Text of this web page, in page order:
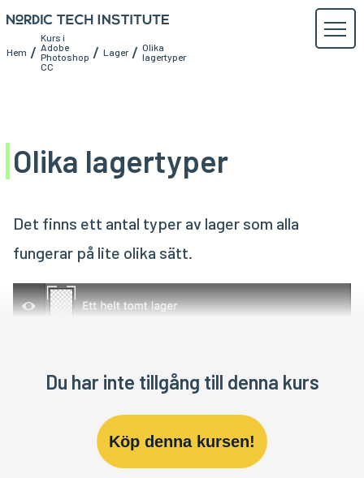
Hem /
Kurs i
Adobe
Photoshop
CC
/ Lager / Olika
lagertyper
Olika lagertyper
Det finns ett antal typer av lager som alla
fungerar på lite olika sätt.
Du har inte tillgång till denna kurs
Köp denna kursen!